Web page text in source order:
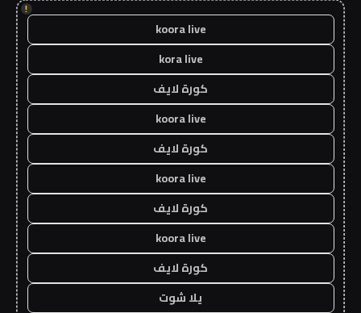
!
koora live
kora live
كورة لايف
koora live
كورة لايف
koora live
كورة لايف
koora live
كورة لايف
يلا شوت